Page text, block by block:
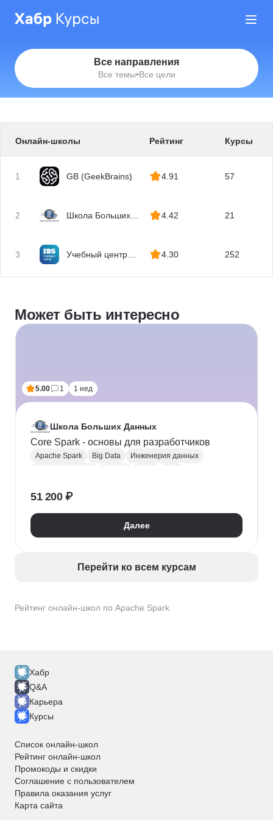
Все направления
Все темы•Все цели
Рейтинг онлайн-школ по Apache Spark
Онлайн-школы Рейтинг Курсы
1 GB (GeekBrains) 4.91 57
2
Школа Больших
4.42 21
3
Учебный центр
4.30 252
Может быть интересно
5.00 1 1 нед
Школа Больших Данных
Core Spark - основы для разработчиков
Apache Spark Big Data
Инженерия данных
Администрирование Linux
Высоконагруженные системы
Проектирование архитектуры приложений
51 200 ₽
Далее
Перейти ко всем курсам
Хабр
Q&A
Карьера
Курсы
Список онлайн-школ
Рейтинг онлайн-школ
Промокоды и скидки
Соглашение с пользователем
Правила оказания услуг
Карта сайта